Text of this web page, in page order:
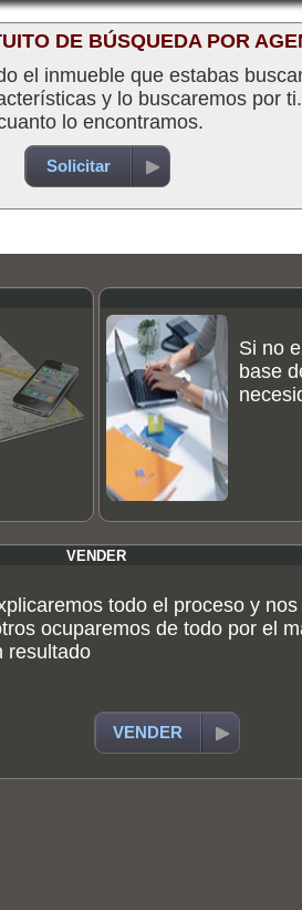
DE BÚSQUEDA POR
el inmueble que estabas
y lo buscaremos por ti.
lo encontramos.
Solicitar
Si no
base
VENDER
todo el proceso y nos
ocuparemos de todo por el
resultado
VENDER